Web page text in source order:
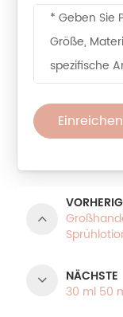
Einreichen
NÄCHSTE
30 ml 50